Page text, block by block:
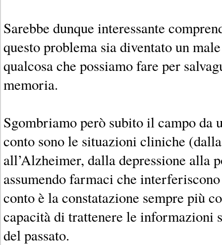
Sarebbe dunque interessante
questo problema sia diventato un
qualcosa che possiamo fare per
memoria.
Sgombriamo però subito il campo da
conto sono le situazioni cliniche
all’Alzheimer, dalla depressione alla
assumendo farmaci che
conto è la constatazione sempre più
capacità di trattenere le informazioni
del passato.